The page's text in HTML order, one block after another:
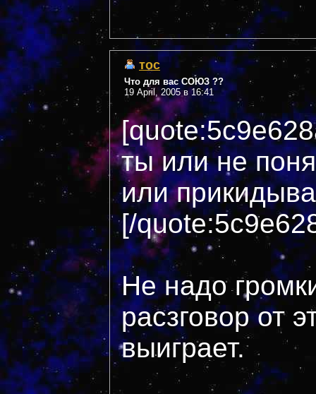
тос
Что для вас СОЮЗ ??
19 April, 2005 в 16:41
ты или не
или
[/
Не надо
расзговор от
выиграет.